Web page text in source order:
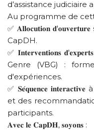
d’assistance judiciaire
Au programme de
✅ 𝐀𝐥𝐥𝐨𝐜𝐮𝐭𝐢𝐨𝐧
CapDH.
✅ 𝐈𝐧𝐭𝐞𝐫𝐯𝐞𝐧𝐭𝐢𝐨𝐧𝐬
Genre (VBG) :
d'expériences.
✅ 𝐒𝐞́𝐪𝐮𝐞𝐧𝐜𝐞
et des
participants.
𝐀𝐯𝐞𝐜 𝐥𝐞 𝐂𝐚𝐩𝐃𝐇, 𝐬𝐨𝐲𝐨𝐧𝐬 :